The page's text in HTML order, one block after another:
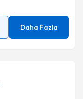
Daha Fazla